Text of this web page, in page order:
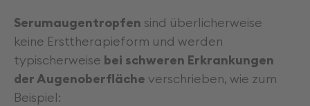
Serumaugentropfen sind überlicherweise
keine Ersttherapieform und werden
typischerweise bei schweren Erkrankungen
der Augenoberfläche verschrieben, wie zum
Beispiel: